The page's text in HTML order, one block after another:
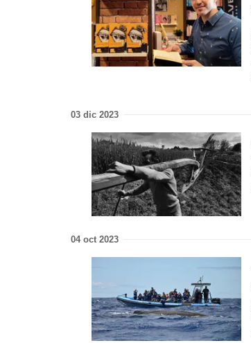
03 dic 2023
04 oct 2023